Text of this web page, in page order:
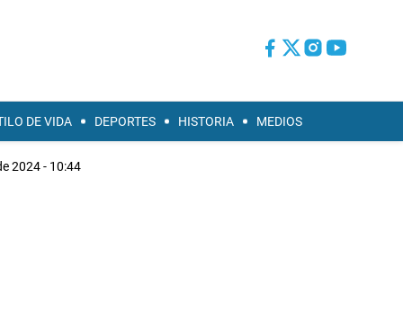
DE VIDA DEPORTES HISTORIA MEDIOS
2024 - 10:44